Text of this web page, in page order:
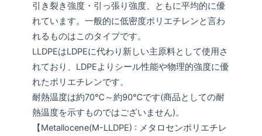
引き裂き強度・引っ張り強度、ともに平均的に優
れています。一般的に低密度ポリエチレンと言わ
れるものはこのタイプです。
LLDPEはLDPEに代わり新しい主原料として使用さ
れており、LDPEよりシール性能や物理的強度に優
れたポリエチレンです。
耐熱温度は約70℃～約90℃です(商品としての耐
熱温度を示すものではございません)。
【Metallocene(M-LLDPE) : メタロセンポリエチレ